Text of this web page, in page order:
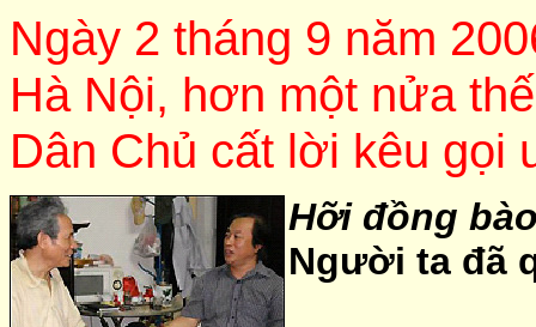
Ngày 2 tháng 9 năm
Hà Nội, hơn một nửa
Dân Chủ cất lời kêu gọi
Hỡi đồng
Người ta đã